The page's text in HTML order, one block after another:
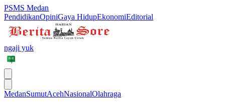
PSMS Medan
PendidikanOpiniGaya HidupEkonomiEditorial
ngaji yuk
MedanSumutAcehNasionalOlahraga